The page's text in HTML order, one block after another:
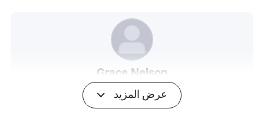
Grace Nelson
مؤلف
عرض المزيد